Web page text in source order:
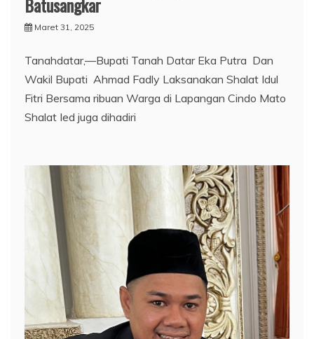
Maret 31, 2025
Tanahdatar,—Bupati Tanah Datar Eka Putra Dan
Wakil Bupati Ahmad Fadly Laksanakan Shalat Idul
Fitri Bersama ribuan Warga di Lapangan Cindo Mato
Shalat Ied juga dihadiri